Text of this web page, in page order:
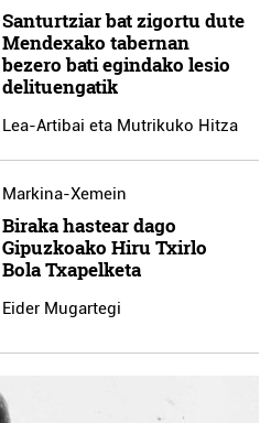
Santurtziar bat zigortu dute
Mendexako tabernan
bezero bati egindako lesio
delituengatik
Lea-Artibai eta Mutrikuko Hitza
Markina-Xemein
Biraka hastear dago
Gipuzkoako Hiru Txirlo
Bola Txapelketa
Eider Mugartegi